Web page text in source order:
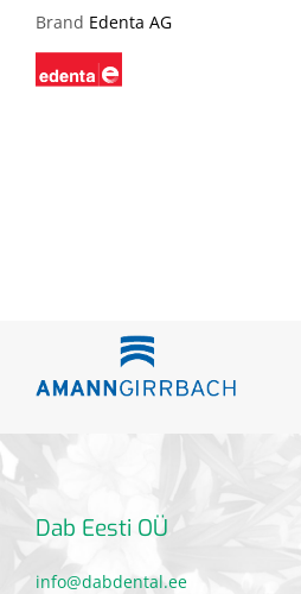
Brand Edenta AG
Dab Eesti OÜ
info@dabdental.ee